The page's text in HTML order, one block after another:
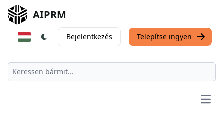
AIPRM
Bejelentkezés Telepítse ingyen